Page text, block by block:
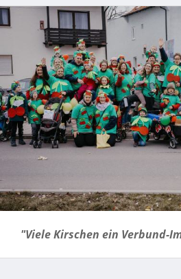
"Viele Kirschen ein Verbund-